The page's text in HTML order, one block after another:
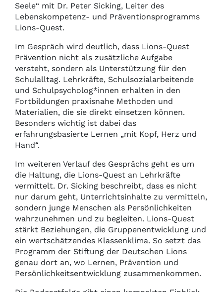
Seele“ mit Dr. Peter Sicking, Leiter des
Lebenskompetenz- und Präventionsprogramms
Lions-Quest.
Im Gespräch wird deutlich, dass Lions-Quest
Prävention nicht als zusätzliche Aufgabe
versteht, sondern als Unterstützung für den
Schulalltag. Lehrkräfte, Schulsozialarbeitende
und Schulpsycholog*innen erhalten in den
Fortbildungen praxisnahe Methoden und
Materialien, die sie direkt einsetzen können.
Besonders wichtig ist dabei das
erfahrungsbasierte Lernen „mit Kopf, Herz und
Hand“.
Im weiteren Verlauf des Gesprächs geht es um
die Haltung, die Lions-Quest an Lehrkräfte
vermittelt. Dr. Sicking beschreibt, dass es nicht
nur darum geht, Unterrichtsinhalte zu vermitteln,
sondern junge Menschen als Persönlichkeiten
wahrzunehmen und zu begleiten. Lions-Quest
stärkt Beziehungen, die Gruppenentwicklung und
ein wertschätzendes Klassenklima. So setzt das
Programm der Stiftung der Deutschen Lions
genau dort an, wo Lernen, Prävention und
Persönlichkeitsentwicklung zusammenkommen.